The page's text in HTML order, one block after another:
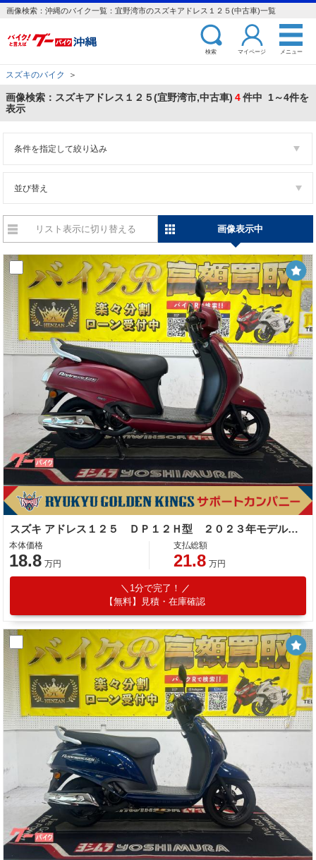
画像検索：沖縄のバイク一覧：宜野湾市のスズキアドレス１２５(中古車)一覧
検索 マイページ メニュー
スズキのバイク ＞
画像検索：スズキアドレス１２５(宜野湾市,中古車) 4件中 1～4件を
表示
条件を指定して絞り込み
並び替え
リスト表示に切り替える 画像表示中
スズキ アドレス１２５ ＤＰ１２Ｈ型 ２０２３年モデル サイドスタンド センタースタンド タンデムバー
本体価格
18.8 万円
支払総額
21.8 万円
1分で完了！
【無料】見積・在庫確認